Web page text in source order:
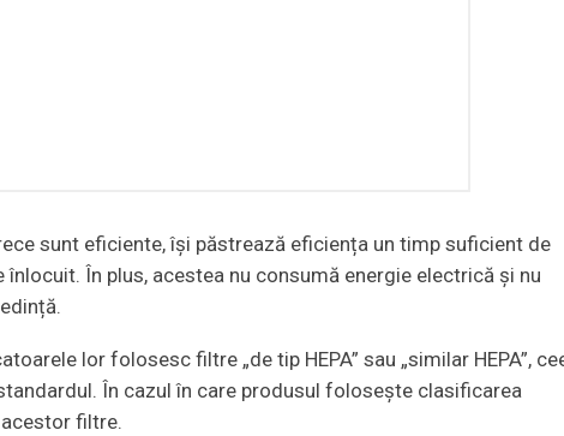
sunt eficiente, își păstrează eficiența un timp suficient de
În plus, acestea nu consumă energie electrică și nu
lor folosesc filtre „de tip HEPA” sau „similar HEPA”,
În cazul în care produsul folosește clasificarea
filtre.